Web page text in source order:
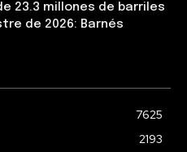
23.3 millones de barriles
de 2026: Barnés
7625
2193